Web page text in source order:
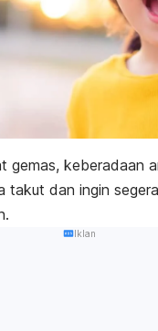
gemas, keberadaan
takut dan ingin
Iklan